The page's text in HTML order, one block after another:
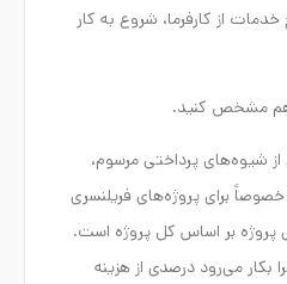
از کارفرما، شروع به کار
هم مشخص کنید.
شیوه‌های پرداختی مرسوم،
برای پروژه‌های فریلنسری
پروژه بر اساس کل پروژه است.
بکار می‌رود درصدی از هزینه